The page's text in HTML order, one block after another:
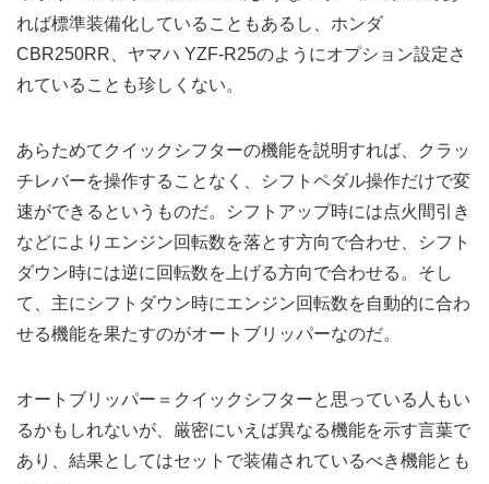
れば標準装備化していることもあるし、ホンダ
CBR250RR、ヤマハ YZF-R25のようにオプション設定さ
れていることも珍しくない。
あらためてクイックシフターの機能を説明すれば、クラッ
チレバーを操作することなく、シフトペダル操作だけで変
速ができるというものだ。シフトアップ時には点火間引き
などによりエンジン回転数を落とす方向で合わせ、シフト
ダウン時には逆に回転数を上げる方向で合わせる。そし
て、主にシフトダウン時にエンジン回転数を自動的に合わ
せる機能を果たすのがオートブリッパーなのだ。
オートブリッパー＝クイックシフターと思っている人もい
るかもしれないが、厳密にいえば異なる機能を示す言葉で
あり、結果としてはセットで装備されているべき機能とも